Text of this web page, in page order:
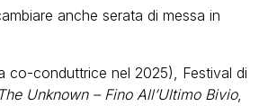
anche serata di messa in
co-conduttrice nel 2025), Festival di
The Unknown – Fino All’Ultimo Bivio,